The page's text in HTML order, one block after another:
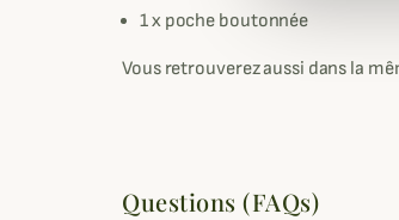
1 x poche boutonnée
Vous retrouverez aussi dans la
Questions (FAQs)